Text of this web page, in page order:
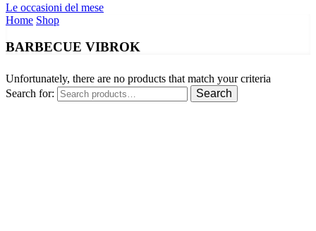
Le occasioni del mese
Home Shop
BARBECUE VIBROK
Unfortunately, there are no products that match your criteria
Search for:
Search